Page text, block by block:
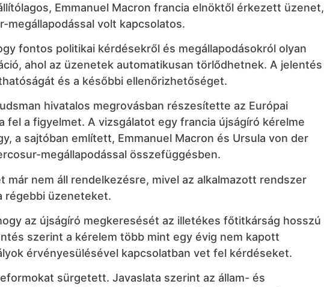
Emmanuel Macron francia elnöktől érkezett üzenet,
megállapodással volt kapcsolatos.
fontos politikai kérdésekről és megállapodásokról olyan
ahol az üzenetek automatikusan törlődhetnek. A jelentés
és a későbbi ellenőrizhetőséget.
hivatalos megrovásban részesítette az Európai
fel a figyelmet. A vizsgálatot egy francia újságíró kérelme
a sajtóban említett, Emmanuel Macron és Ursula von der
megállapodással összefüggésben.
nem áll rendelkezésre, mivel az alkalmazott rendszer
régebbi üzeneteket.
az újságíró megkeresését az illetékes főtitkárság hosszú
szerint a kérelem több mint egy évig nem kapott
érvényesülésével kapcsolatban vet fel kérdéseket.
sürgetett. Javaslata szerint az állam- és